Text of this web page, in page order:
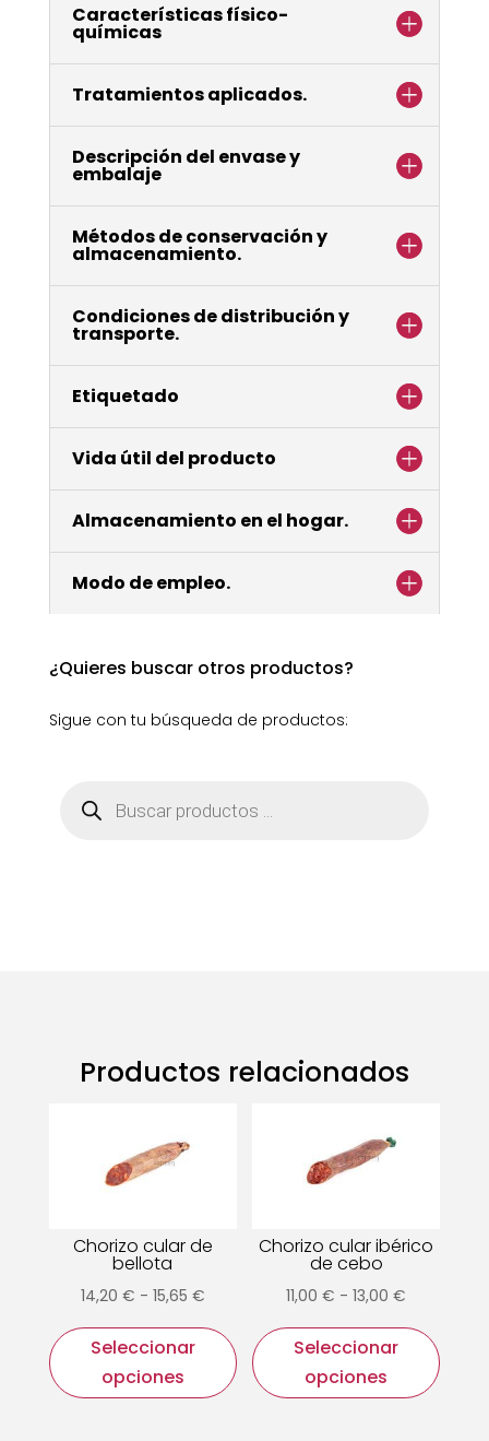
Características físico-
químicas
Tratamientos aplicados.
Descripción del envase y
embalaje
Métodos de conservación y
almacenamiento.
Condiciones de distribución y
transporte.
Etiquetado
Vida útil del producto
Almacenamiento en el hogar.
Modo de empleo.
¿Quieres buscar otros productos?
Sigue con tu búsqueda de productos:
productos
Productos relacionados
Chorizo cular de
bellota
14,20 € - 15,65 €Rango
de
precios:
desde
Seleccionar
opciones
producto
tiene
Chorizo cular ibérico
de cebo
11,00€ - 13,00€
de
precios:
desde
Seleccionar
opciones
tiene